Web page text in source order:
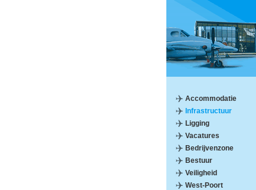
Accommodatie
Infrastructuur
Ligging
Vacatures
Bedrijvenzone
Bestuur
Veiligheid
West-Poort